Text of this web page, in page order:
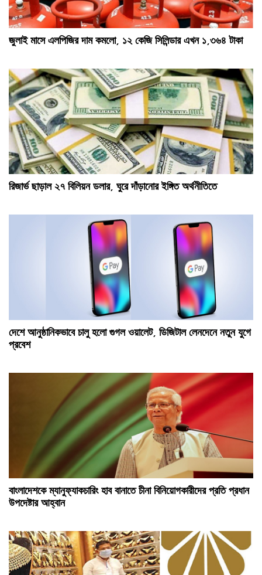
জুলাই মাসে এলপিজির দাম কমলো, ১২ কেজি সিলিন্ডার এখন ১,৩৬৪ টাকা
রিজার্ভ ছাড়াল ২৭ বিলিয়ন ডলার, ঘুরে দাঁড়ানোর ইঙ্গিত অর্থনীতিতে
দেশে আনুষ্ঠানিকভাবে চালু হলো গুগল ওয়ালেট, ডিজিটাল লেনদেনে নতুন যুগে
প্রবেশ
বাংলাদেশকে ম্যানুফ্যাকচারিং হাব বানাতে চীনা বিনিয়োগকারীদের প্রতি প্রধান
উপদেষ্টার আহ্বান